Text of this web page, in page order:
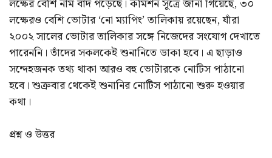
লক্ষের বেশি নাম বাদ পড়েছে। কমিশন সূত্রে জানা গিয়েছে, ৩০
লক্ষেরও বেশি ভোটার ‘নো ম্যাপিং’ তালিকায় রয়েছেন, যাঁরা
২০০২ সালের ভোটার তালিকার সঙ্গে নিজেদের সংযোগ দেখাতে
পারেননি। তাঁদের সকলকেই শুনানিতে ডাকা হবে। এ ছাড়াও
সন্দেহজনক তথ্য থাকা আরও বহু ভোটারকে নোটিস পাঠানো
হবে। শুক্রবার থেকেই শুনানির নোটিস পাঠানো শুরু হওয়ার
কথা।
প্রশ্ন ও উত্তর